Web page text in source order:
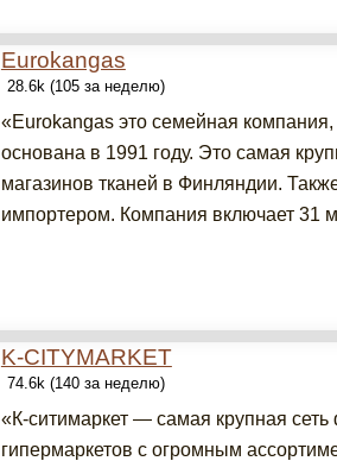
Eurokangas
28.6k (105 за неделю)
«Eurokangas это семейная
основана в 1991 году. Это самая
магазинов тканей в Финляндии.
импортером. Компания включает 31
K-CITYMARKET
74.6k (140 за неделю)
«К-ситимаркет — самая крупная cеть
гипермаркетов с огромным